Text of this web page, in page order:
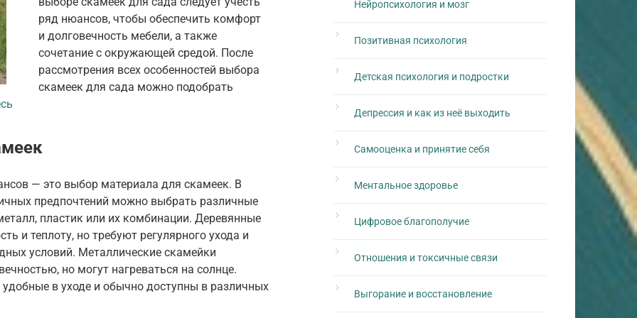
ряд нюансов, чтобы обеспечить комфорт
и долговечность мебели, а также
сочетание с окружающей средой. После
рассмотрения всех особенностей выбора
скамеек для сада можно подобрать
— это выбор материала для скамеек. В
предпочтений можно выбрать различные
пластик или их комбинации. Деревянные
и теплоту, но требуют регулярного ухода и
условий. Металлические скамейки
но могут нагреваться на солнце.
в уходе и обычно доступны в различных
Нейропсихология и мозг
Позитивная психология
Детская психология и подростки
Депрессия и как из неё выходить
Самооценка и принятие себя
Ментальное здоровье
Цифровое благополучие
Отношения и токсичные связи
Выгорание и восстановление